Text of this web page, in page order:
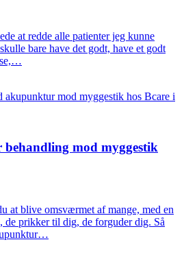
at redde alle patienter jeg kunne
bare have det godt, have et godt
mod myggestik
at blive omsværmet af mange, med en
de prikker til dig, de forguder dig. Så